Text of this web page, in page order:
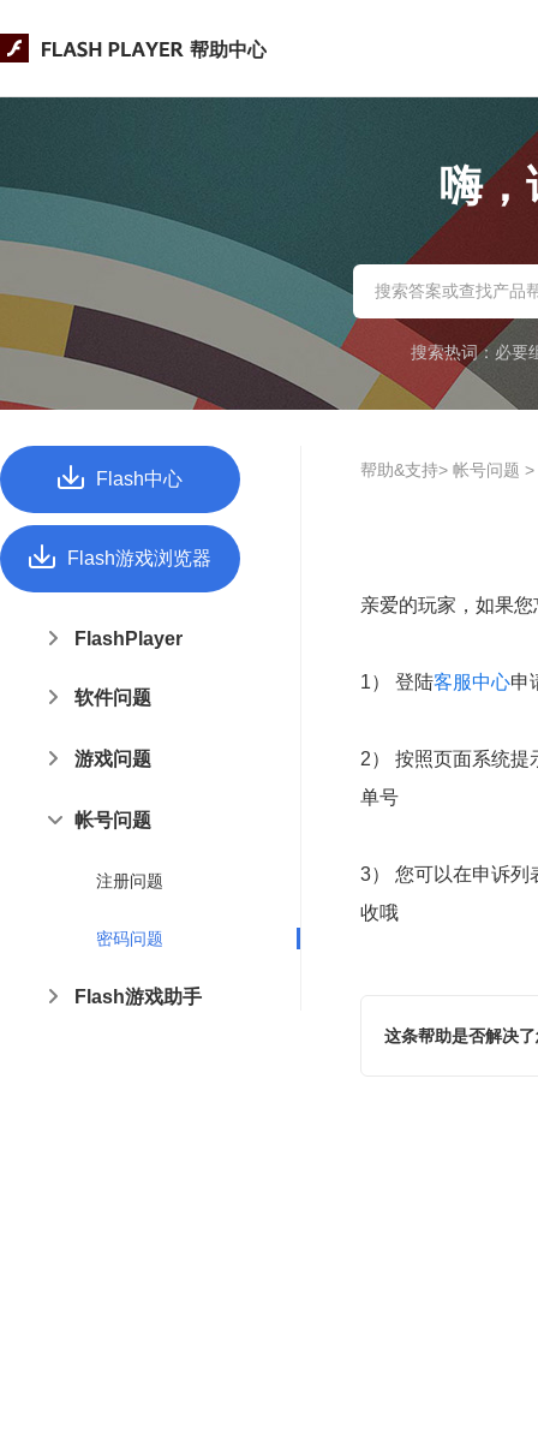
帮助中心
嗨，
搜索热词： 必要
Flash中心
Flash游戏浏览器
FlashPlayer
软件问题
游戏问题
帐号问题
注册问题
密码问题
Flash游戏助手
帮助&支持> 帐号问题 >
亲爱的玩家，如果
1） 登陆客服中心申
2） 按照页面系统
单号
3） 您可以在申诉列
收哦
这条帮助是否解决